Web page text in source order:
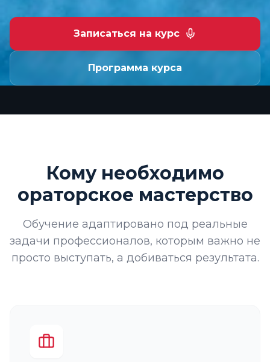
Записаться на курс
Программа курса
Кому необходимо
ораторское мастерство
Обучение адаптировано под реальные
задачи профессионалов, которым важно не
просто выступать, а добиваться результата.